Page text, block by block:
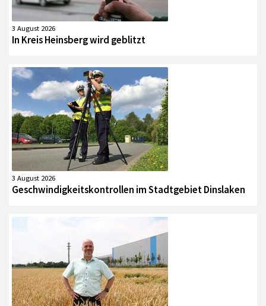
3 August 2026
In Kreis Heinsberg wird geblitzt
3 August 2026
Geschwindigkeitskontrollen im Stadtgebiet Dinslaken